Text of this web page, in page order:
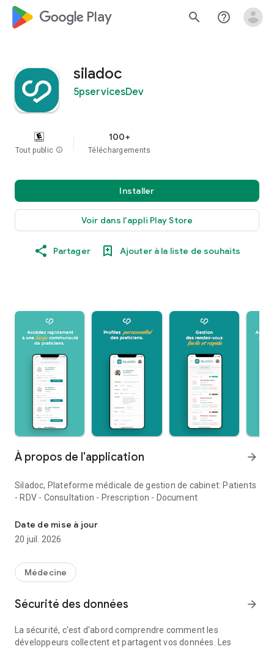
google_logo Play search help_outline
siladoc
5pservicesDev
Tout public info
100+
Téléchargements
Installer
Voir dans l'appli Play Store
Partager Ajouter à la liste de souhaits
À propos de l'application arrow_forward
Siladoc, Plateforme médicale de gestion de cabinet: Patients
- RDV - Consultation - Prescription - Document
Date de mise à jour
20 juil. 2026
Médecine
Sécurité des données arrow_forward
La sécurité, c'est d'abord comprendre comment les
développeurs collectent et partagent vos données. Les